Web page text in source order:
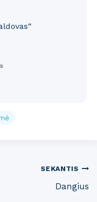
SEKANTIS
Dangius